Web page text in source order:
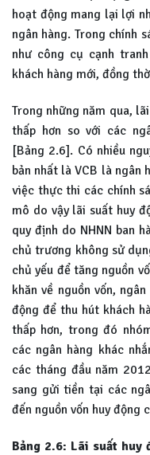
hoạt động mang lại lợi
ngân hàng. Trong chính
như công cụ cạnh
khách hàng mới, đồng
Trong những năm qua,
thấp hơn so với các
[Bảng 2.6]. Có nhiều
bản nhất là VCB là ngân
việc thực thi các chính
mô do vậy lãi suất huy
quy định do NHNN ban
chủ trương không sử
chủ yếu để tăng nguồn
khăn về nguồn vốn,
động để thu hút khách
thấp hơn, trong đó
các ngân hàng khác
các tháng đầu năm
sang gửi tiền tại các
đến nguồn vốn huy động
Bảng 2.6: Lãi suất huy